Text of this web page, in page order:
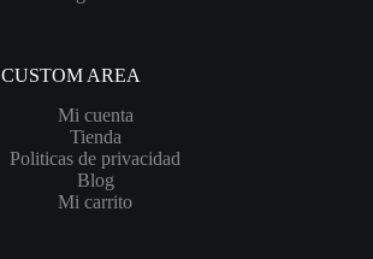
CUSTOM AREA
Mi cuenta
Tienda
Politicas de privacidad
Blog
Mi carrito